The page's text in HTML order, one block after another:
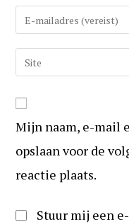
(gebruikers)naam
om
Vul
uw
e-
mail
om
te
reageren
Vul
uw
URL
in
(optioneel)
Mijn naam, e-mail
opslaan voor de
reactie plaats.
Stuur mij een